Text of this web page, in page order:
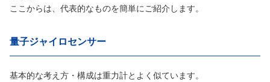
ここからは、代表的なものを簡単にご紹介します。
量子ジャイロセンサー
基本的な考え方・構成は重力計とよく似ています。